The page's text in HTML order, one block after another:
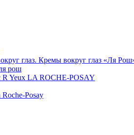
глаз. Кремы вокруг глаз «Ля
рош
Yeux LA ROCHE-POSAY
Posay